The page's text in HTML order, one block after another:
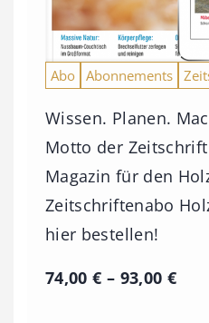
Abo Abonnements
Wissen. Planen.
Motto der
Magazin für den
Zeitschriftenabo
hier bestellen!
74,00€ – 93,00 €P